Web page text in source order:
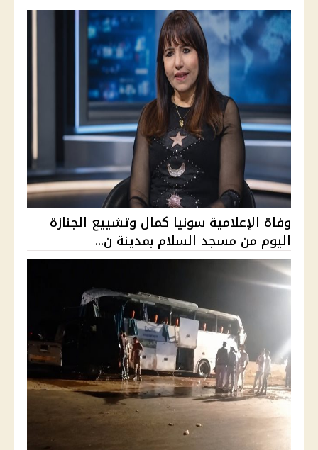
وفاة الإعلامية سونيا كمال وتشييع الجنازة
اليوم من مسجد السلام بمدينة ن...